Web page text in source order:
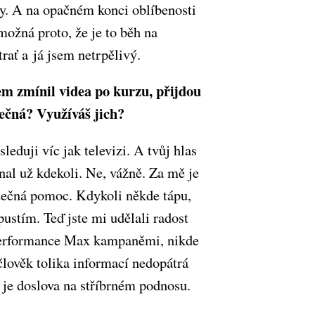
A na opačném konci oblíbenosti
proto, že je to běh na
a já jsem netrpělivý.
zmínil videa po kurzu, přijdou
Využíváš jich?
víc jak televizi. A tvůj hlas
už kdekoli. Ne, vážně. Za mě je
pomoc. Kdykoli někde tápu,
Teď jste mi udělali radost
Max kampaněmi, nikde
tolika informací nedopátrá
doslova na stříbrném podnosu.